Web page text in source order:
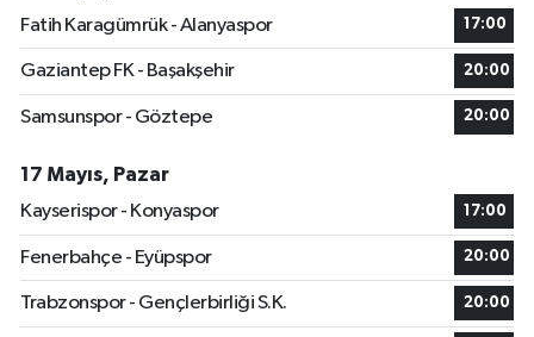
Fatih Karagümrük - Alanyaspor
17:00
Gaziantep FK - Başakşehir 20:00
Samsunspor - Göztepe 20:00
17 Mayıs, Pazar
Kayserispor - Konyaspor
17:00
Fenerbahçe - Eyüpspor 20:00
Trabzonspor - Gençlerbirliği S.K. 20:00